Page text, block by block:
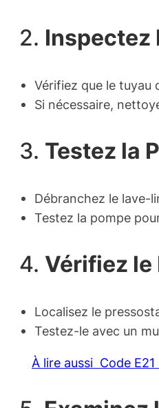
2. Inspectez
Vérifiez que le tuyau
Si nécessaire,
3. Testez la
Débranchez le lave-
Testez la pompe
4. Vérifiez
Localisez le
Testez-le avec un
À lire aussi Code